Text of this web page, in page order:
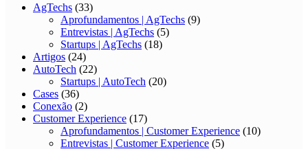
AgTechs (33)
Aprofundamentos | AgTechs (9)
Entrevistas | AgTechs (5)
Startups | AgTechs (18)
Artigos (24)
AutoTech (22)
Startups | AutoTech (20)
Cases (36)
Conexão (2)
Customer Experience (17)
Aprofundamentos | Customer Experience (10)
Entrevistas | Customer Experience (5)